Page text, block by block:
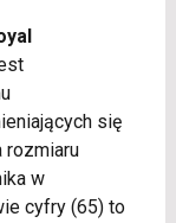
się
rozmiaru
w
cyfry (65) to